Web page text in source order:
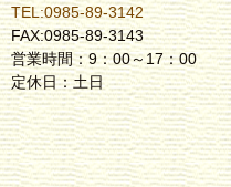
TEL:0985-89-3142
FAX:0985-89-3143
営業時間：9：00～17：00
定休日：土日